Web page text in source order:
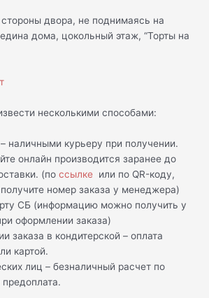
двора, не поднимаясь на
дома, цокольный этаж, “Торты на
несколькими способами:
наличными курьеру при получении.
онлайн производится заранее до
(поссылке или по QR-коду,
номер заказа у менеджера)
СБ (информацию можно получить у
оформлении заказа)
заказа в кондитерской – оплата
картой.
лиц – безналичный расчет по